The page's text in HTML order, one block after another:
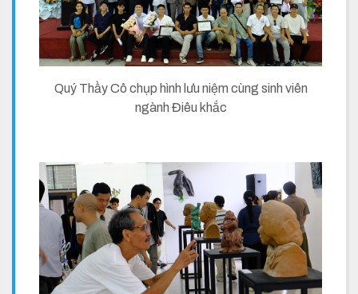
Quý Thầy Cô chụp hình lưu niệm cùng sinh viên
ngành Điêu khắc